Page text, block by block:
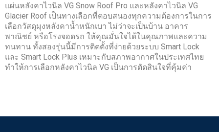
แผ่นหลังคาไวนิล VG Snow Roof Pro และหลังคาไวนิล VG
Glacier Roof เป็นทางเลือกที่ตอบสนองทุกความต้องการในการ
เลือกวัสดุมุงหลังคาน้ำหนักเบา ไม่ว่าจะเป็นบ้าน อาคาร
พาณิชย์ หรือโรงจอดรถ ให้คุณมั่นใจได้ในคุณภาพและความ
ทนทาน ทั้งสองรุ่นนี้มีการติดตั้งที่ง่ายด้วยระบบ Smart Lock
และ Smart Lock Plus เหมาะกับสภาพอากาศในประเทศไทย
ทำให้การเลือกหลังคาไวนิล VG เป็นการตัดสินใจที่คุ้มค่า